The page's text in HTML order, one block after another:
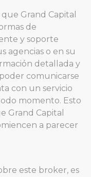
Grand Capital
de
y soporte
agencias o en su
detallada y
comunicarse
con un servicio
momento. Esto
Grand Capital
a parecer
este broker, es